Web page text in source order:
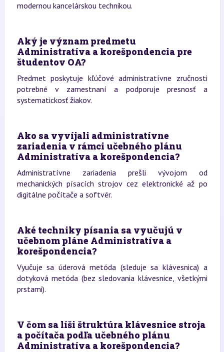
modernou kancelárskou technikou.
Aký je význam predmetu
Administratíva a korešpondencia pre
študentov OA?
Predmet poskytuje kľúčové administratívne zručnosti
potrebné v zamestnaní a podporuje presnosť a
systematickosť žiakov.
Ako sa vyvíjali administratívne
zariadenia v rámci učebného plánu
Administratíva a korešpondencia?
Administratívne zariadenia prešli vývojom od
mechanických písacích strojov cez elektronické až po
digitálne počítače a softvér.
Aké techniky písania sa vyučujú v
učebnom pláne Administratíva a
korešpondencia?
Vyučuje sa úderová metóda (sleduje sa klávesnica) a
dotyková metóda (bez sledovania klávesnice, všetkými
prstami).
V čom sa líši štruktúra klávesnice stroja
a počítača podľa učebného plánu
Administratíva a korešpondencia?